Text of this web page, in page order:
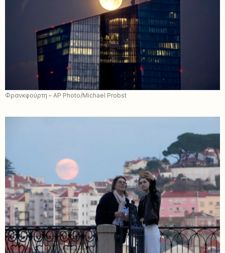
Φρανκφούρτη – AP Photo/Michael Probst